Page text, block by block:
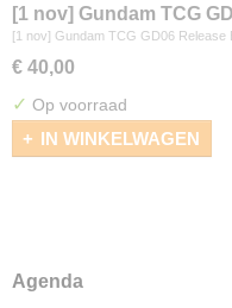
[1 nov] Gundam TCG
TCG
[1 nov] Gundam TCG GD06 Release
€ 40,00
✓ Op voorraad
IN WINKELWAGEN
Agenda